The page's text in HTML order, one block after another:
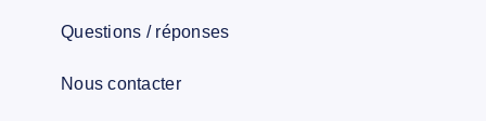
Questions / réponses
Nous contacter